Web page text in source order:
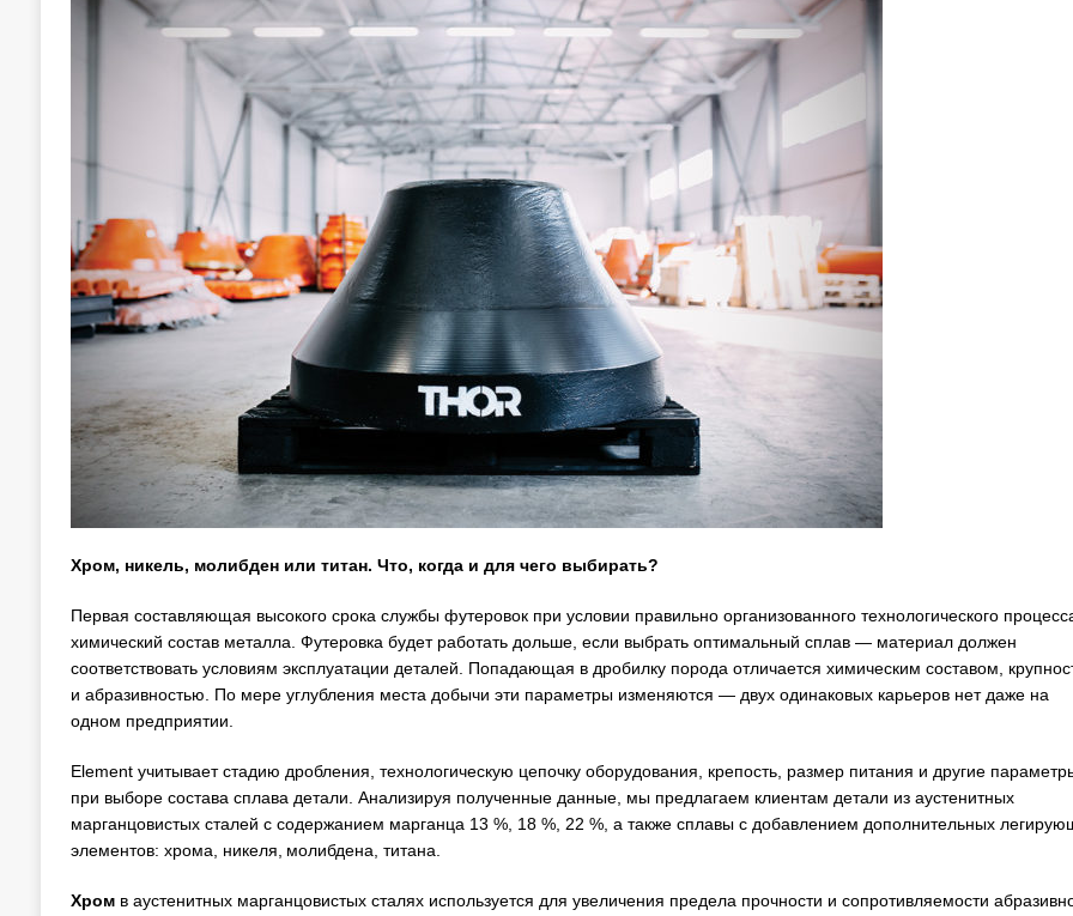
Хром, никель, молибден или титан. Что, когда и для чего выбирать?
Первая составляющая высокого срока службы футеровок при условии правильно организованного технологического
химический состав металла. Футеровка будет работать дольше, если выбрать оптимальный сплав — материал должен
соответствовать условиям эксплуатации деталей. Попадающая в дробилку порода отличается химическим составом,
и абразивностью. По мере углубления места добычи эти параметры изменяются — двух одинаковых карьеров нет даже на
одном предприятии.
Element учитывает стадию дробления, технологическую цепочку оборудования, крепость, размер питания и другие
при выборе состава сплава детали. Анализируя полученные данные, мы предлагаем клиентам детали из аустенитных
марганцовистых сталей с содержанием марганца 13 %, 18 %, 22 %, а также сплавы с добавлением дополнительных
элементов: хрома, никеля, молибдена, титана.
Хромв аустенитных марганцовистых сталях используется для увеличения предела прочности и сопротивляемости